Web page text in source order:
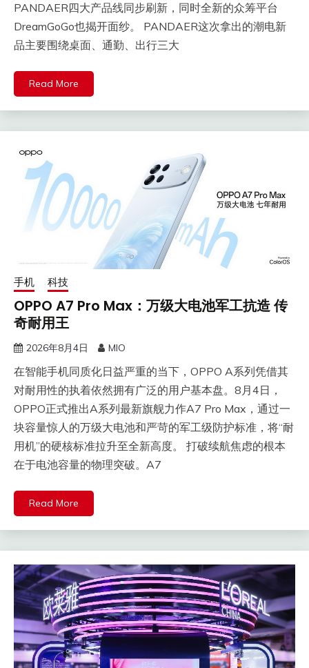
PANDAER四大产品线同步刷新，同时全新的众筹平台
DreamGoGo也揭开面纱。 PANDAER这次拿出的潮电新
品主要围绕桌面、通勤、出行三大
Read More
手机 科技
OPPO A7 Pro Max：万级大电池军工抗造 传
奇耐用王
2026年8月4日 MIO
在智能手机同质化日益严重的当下，OPPO A系列凭借其
对耐用性的执着依然拥有广泛的用户基本盘。8月4日，
OPPO正式推出A系列最新旗舰力作A7 Pro Max，通过一
块容量惊人的万级大电池和严苛的军工级防护标准，将“耐
用机”的硬核标准拉升至全新高度。 打破续航焦虑的根本
在于电池容量的物理突破。A7
Read More